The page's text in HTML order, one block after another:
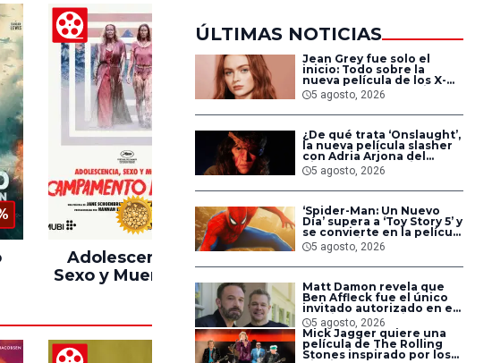
Adolescencia,
Sexo y Muerte en
90%
Pinocchio
ÚLTIMAS NOTICIAS
Jean Grey fue solo el
inicio: Todo sobre la
nueva película de los X-
Men en Marvel Studios
5 agosto, 2026
¿De qué trata ‘Onslaught’,
la nueva película slasher
con Adria Arjona del
director de ‘Godzilla vs.
Kong’?
5 agosto, 2026
‘Spider-Man: Un Nuevo
Día’ supera a ‘Toy Story 5’ y
se convierte en la película
más taquillera de 2026 en
solo siete días
5 agosto, 2026
Matt Damon revela que
Ben Affleck fue el único
invitado autorizado en el
rodaje de ‘La Odisea’
durante seis meses
5 agosto, 2026
Mick Jagger quiere una
película de The Rolling
Stones inspirado por los